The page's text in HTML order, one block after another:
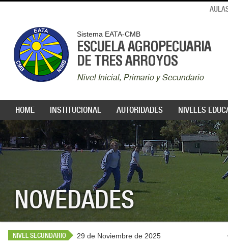
Sistema EATA-CMB
ESCUELA AGROPECUARIA
DE TRES ARROYOS
Nivel Inicial, Primario y Secundario
HOME INSTITUCIONAL AUTORIDADES NIVELES
NOVEDADES
NIVEL SECUNDARIO 29 de Noviembre de 2025